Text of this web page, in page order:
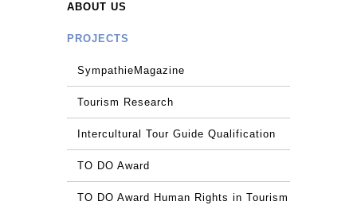
ABOUT US
PROJECTS
SympathieMagazine
Tourism Research
Intercultural Tour Guide Qualification
TO DO Award
TO DO Award Human Rights in Tourism